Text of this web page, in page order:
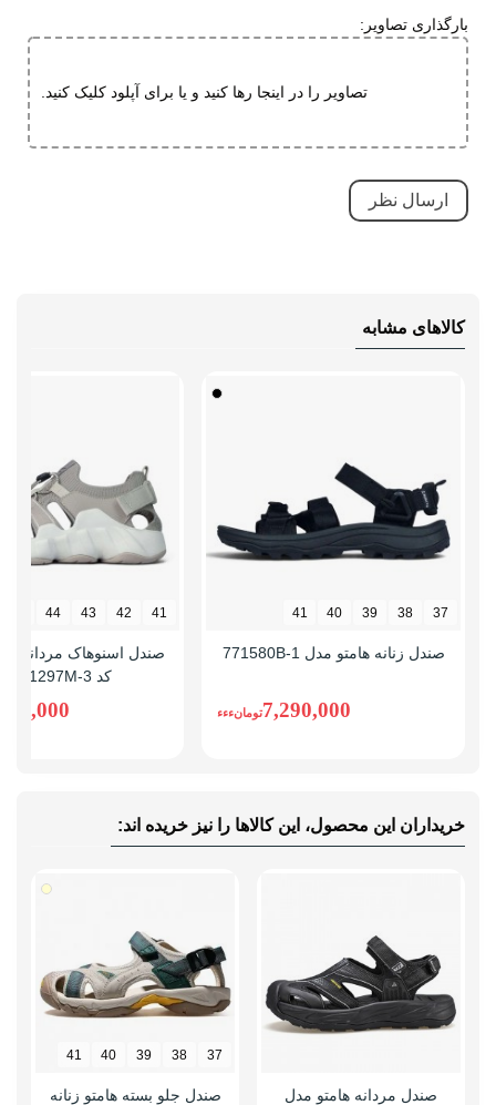
بسیار بادوام و محکم
نوع صندل
بارگذاری تصاویر:
تصاویر را در اینجا رها کنید و یا برای آپلود کلیک کنید.
کالاهای مشابه
37
38
39
40
41
صندل زنانه هامتو مدل 771580B-1
7,290,000تومانءءء
41
42
43
44
کد SN-S1297M-3
خریداران این محصول، این کالاها را نیز خریده اند:
صندل مردانه هامتو مدل
37
38
39
40
41
صندل جلو بسته هامتو زنانه